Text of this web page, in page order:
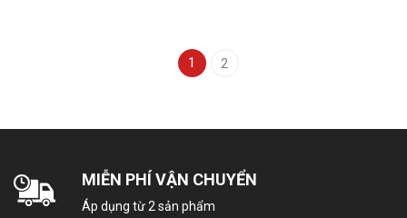
1 2
MIỄN PHÍ VẬN CHUYỂN
Áp dụng từ 2 sản phẩm